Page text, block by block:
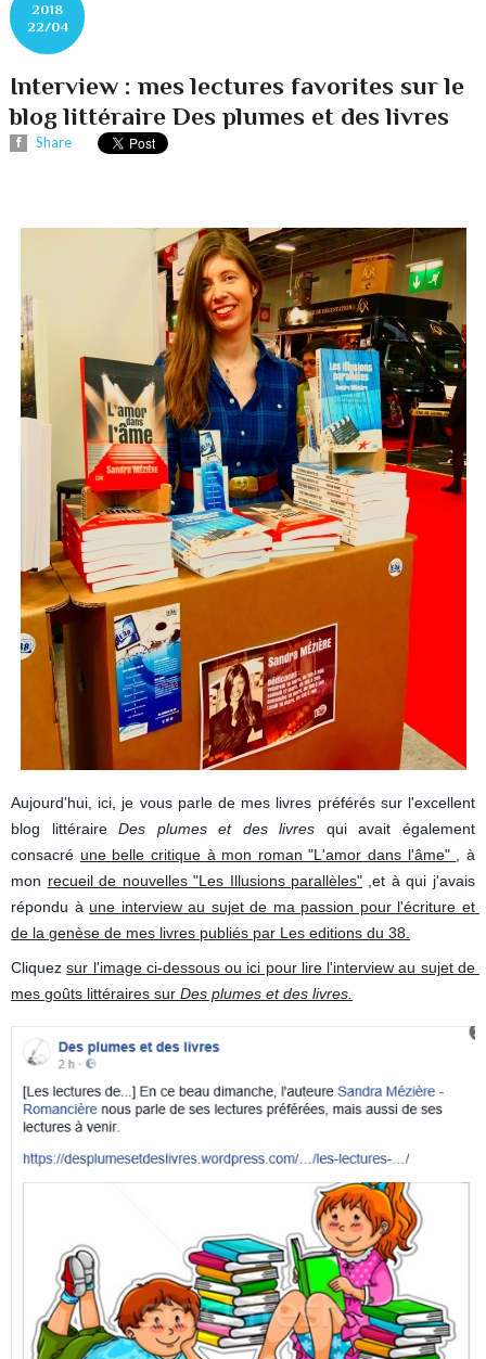
2018
22/04
Interview : mes lectures favorites sur le
blog littéraire Des plumes et des livres
Share
Aujourd'hui, ici, je vous parle de mes livres préférés sur l'excellent
blog littéraire Des plumes et des livres qui avait également
consacré une belle critique à mon roman "L'amor dans l'âme"
, à
mon recueil de nouvelles "Les Illusions parallèles" ,et à qui j'avais
répondu à une interview au sujet de ma passion pour l'écriture et
de la genèse de mes livres publiés par Les editions du 38.
Cliquez sur l'image ci-dessous ou ici pour lire l'interview au sujet de
mes goûts littéraires sur Des plumes et des livres.